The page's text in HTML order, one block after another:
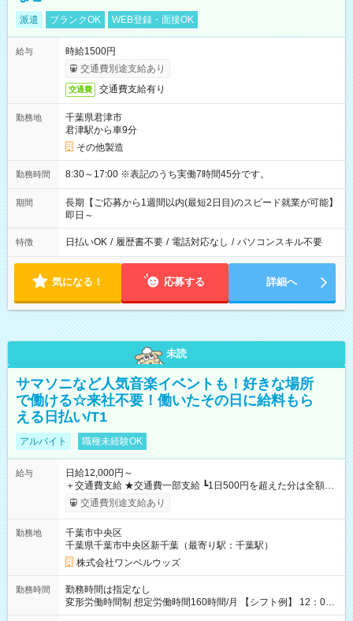
派遣 ブランクOK WEB登録・面接OK
給与
時給1500円
交通費別途支給あり
交通費 交通費支給有り
勤務地
千葉県君津市
君津駅から車9分
その他製造
勤務時間 8:30～17:00 ※表記のうち実働7時間45分です。
期間
長期【ご応募から1週間以内(最短2日目)のスピード就業が可能】
即日～
特徴 日払いOK / 履歴書不要 / 電話対応なし / パソコンスキル不要
気になる！ 応募する 詳細へ
未読
サマソニなど人気音楽イベントも！好きな場所
で働ける☆来社不要！働いたその日に給料もら
える日払い/T1
アルバイト 職種未経験OK
給与
日給12,000円～
＋交通費支給 ★交通費一部支給 ┗1日500円を超えた分は全額支
給！ ※往復500円以内の方は自己負担となります ★日払いOK！
（規定あり） ┗働いたその日に現金GET♪ お仕事後はコンビニ
なし
交通費別途支給あり
勤務地
千葉市中央区
千葉県千葉市中央区新千葉（最寄り駅：千葉駅）
株式会社ワンベルウッズ
勤務時間
勤務時間は指定なし
変形労働時間制 想定労働時間160時間/月 【シフト例】 12：00
～22：00